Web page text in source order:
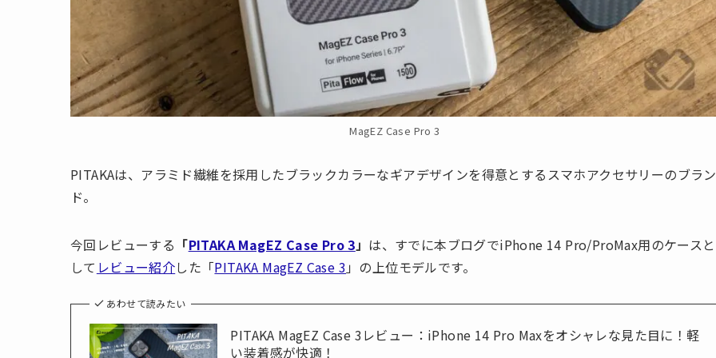
MagEZ Case Pro 3
PITAKAは、アラミド繊維を採用したブラックカラーなギアデザインを得意とするスマホアクセサリーのブラン
ド。
今回レビューする 「PITAKA MagEZ Case Pro 3」 は、すでに本ブログでiPhone 14 Pro/ProMax用のケースと
して レビュー紹介した「PITAKA MagEZ Case 3 」の上位モデルです。
あわせて読みたい
PITAKA MagEZ Case 3レビュー：iPhone 14 Pro Maxをオシャレな見た目に！軽
い装着感が快適！